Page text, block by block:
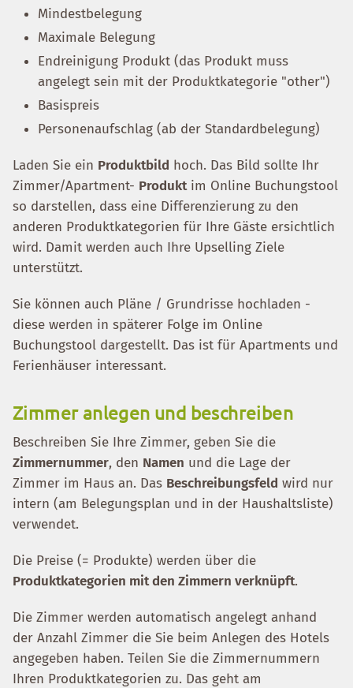
Mindestbelegung
Maximale Belegung
Endreinigung Produkt (das Produkt muss
angelegt sein mit der Produktkategorie "other")
Basispreis
Personenaufschlag (ab der Standardbelegung)
Laden Sie ein Produktbild hoch. Das Bild sollte Ihr
Zimmer/Apartment- Produktim Online Buchungstool
so darstellen, dass eine Differenzierung zu den
anderen Produktkategorien für Ihre Gäste ersichtlich
wird. Damit werden auch Ihre Upselling Ziele
unterstützt.
Sie können auch Pläne / Grundrisse hochladen -
diese werden in späterer Folge im Online
Buchungstool dargestellt. Das ist für Apartments und
Ferienhäuser interessant.
Zimmer anlegen und beschreiben
Beschreiben Sie Ihre Zimmer, geben Sie die
Zimmernummer, den Namen und die Lage der
Zimmer im Haus an. Das Beschreibungsfeld wird nur
intern (am Belegungsplan und in der Haushaltsliste)
verwendet.
Die Preise (= Produkte) werden über die
Produktkategorien mit den Zimmern verknüpft.
Die Zimmer werden automatisch angelegt anhand
der Anzahl Zimmer die Sie beim Anlegen des Hotels
angegeben haben. Teilen Sie die Zimmernummern
Ihren Produktkategorien zu. Das geht am